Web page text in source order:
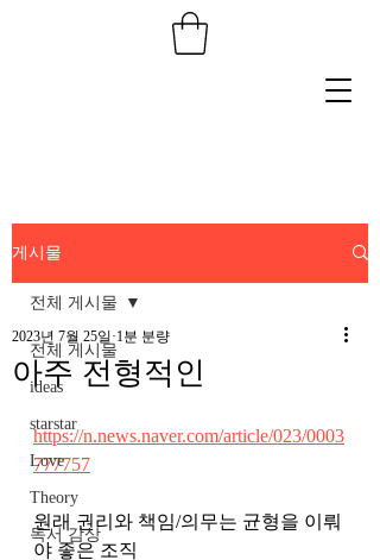
게시물
전체 게시물
ideas
starstar
Love
Theory
독서 감상
전체 게시물
아주 전형적인
2023년 7월 25일 1분 분량
https://n.news.naver.com/article/023/0003
777757
원래 권리와 책임/의무는 균형을 이뤄
야 좋은 조직